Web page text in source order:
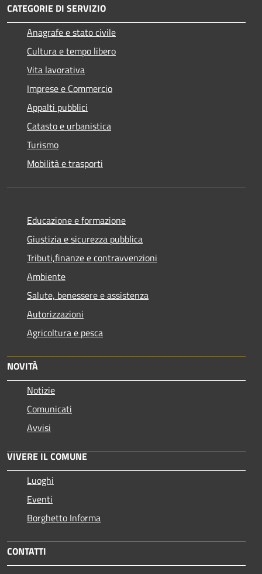
CATEGORIE DI SERVIZIO
Anagrafe e stato civile
Cultura e tempo libero
Vita lavorativa
Imprese e Commercio
Appalti pubblici
Catasto e urbanistica
Turismo
Mobilità e trasporti
Educazione e formazione
Giustizia e sicurezza pubblica
Tributi,finanze e contravvenzioni
Ambiente
Salute, benessere e assistenza
Autorizzazioni
Agricoltura e pesca
NOVITÀ
Notizie
Comunicati
Avvisi
VIVERE IL COMUNE
Luoghi
Eventi
Borghetto Informa
CONTATTI